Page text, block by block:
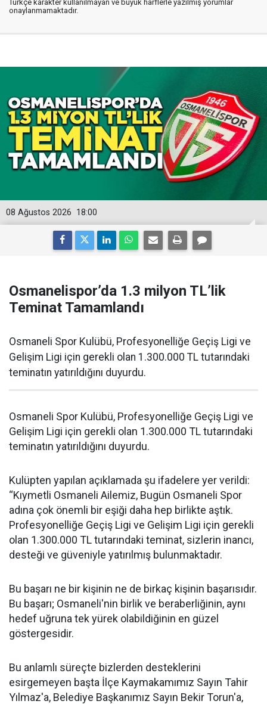
Türkçe karakter kullanılmayan ve büyük harflerle yazılmış yorumlar
onaylanmamaktadır.
18:00
08 Ağustos 2026
Osmanelispor’da 1.3 milyon TL’lik
Teminat Tamamlandı
Osmaneli Spor Kulübü, Profesyonelliğe Geçiş Ligi ve
Gelişim Ligi için gerekli olan 1.300.000 TL tutarındaki
teminatın yatırıldığını duyurdu.
Osmaneli Spor Kulübü, Profesyonelliğe Geçiş Ligi ve
Gelişim Ligi için gerekli olan 1.300.000 TL tutarındaki
teminatın yatırıldığını duyurdu.
Kulüpten yapılan açıklamada şu ifadelere yer verildi:
“Kıymetli Osmaneli Ailemiz, Bugün Osmaneli Spor
adına çok önemli bir eşiği daha hep birlikte aştık.
Profesyonelliğe Geçiş Ligi ve Gelişim Ligi için gerekli
olan 1.300.000 TL tutarındaki teminat, sizlerin inancı,
desteği ve güveniyle yatırılmış bulunmaktadır.
Bu başarı ne bir kişinin ne de birkaç kişinin başarısıdır.
Bu başarı; Osmaneli'nin birlik ve beraberliğinin, aynı
hedef uğruna tek yürek olabildiğinin en güzel
göstergesidir.
Bu anlamlı süreçte bizlerden desteklerini
esirgemeyen başta İlçe Kaymakamımız Sayın Tahir
Yılmaz'a, Belediye Başkanımız Sayın Bekir Torun'a,